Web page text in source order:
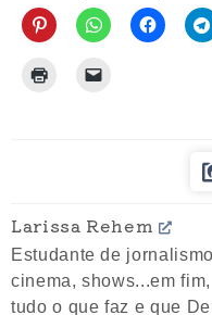
Larissa Rehem
Estudante de
cinema, shows...em
tudo o que faz e que